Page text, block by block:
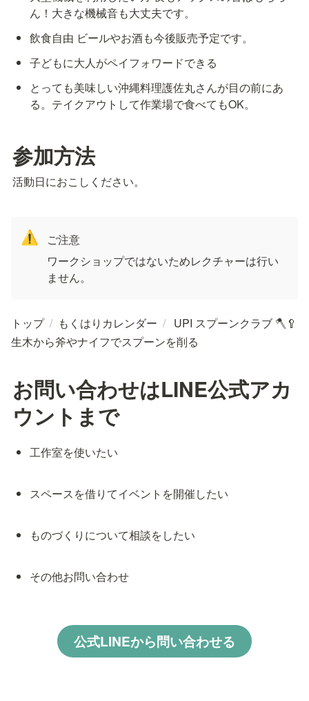
ん！大きな機械音も大丈夫です。
飲食自由 ビールやお酒も今後販売予定です。
子どもに大人がペイフォワードできる
とっても美味しい沖縄料理護佐丸さんが目の前にあ
る。テイクアウトして作業場で食べてもOK。
参加方法
活動日におこしください。
⚠️
ご注意
ワークショップではないためレクチャーは行い
ません。
トップ / もくはりカレンダー / UPI スプーンクラブ 🪓🥄
生木から斧やナイフでスプーンを削る
お問い合わせはLINE公式アカ
ウントまで
工作室を使いたい
スペースを借りてイベントを開催したい
ものづくりについて相談をしたい
その他お問い合わせ
公式LINEから問い合わせる